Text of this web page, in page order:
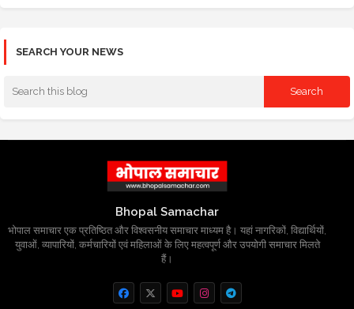
SEARCH YOUR NEWS
Bhopal Samachar
भोपाल समाचार एक प्रतिष्ठित और विश्वसनीय समाचार माध्यम है। यहां नागरिकों, विद्यार्थियों,
युवाओं, व्यापारियों, कर्मचारियों एवं महिलाओं के लिए महत्वपूर्ण और उपयोगी समाचार मिलते
हैं।